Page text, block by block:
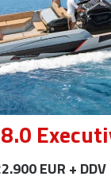
EUR + DDV